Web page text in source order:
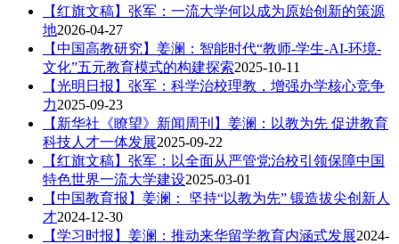
【红旗文稿】张军：一流大学何以成为原始创新的策源
地2026-04-27
【中国高教研究】姜澜：智能时代“教师-学生-AI-环境-
文化”五元教育模式的构建探索2025-10-11
【光明日报】张军：科学治校理教，增强办学核心竞争
力2025-09-23
【新华社《瞭望》新闻周刊】姜澜：以教为先 促进教育
科技人才一体发展2025-09-22
【红旗文稿】张军：以全面从严管党治校引领保障中国
特色世界一流大学建设2025-03-01
【中国教育报】姜澜： 坚持“以教为先” 锻造拔尖创新人
才2024-12-30
【学习时报】姜澜：推动来华留学教育内涵式发展2024-